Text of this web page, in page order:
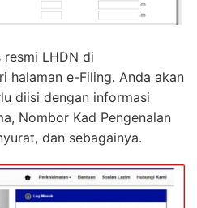
resmi LHDN di
halaman e-Filing. Anda akan
diisi dengan informasi
Nombor Kad Pengenalan
dan sebagainya.